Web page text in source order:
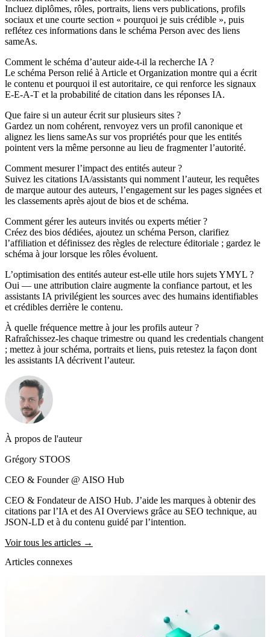
Incluez diplômes, rôles, portraits, liens vers publications, profils
sociaux et une courte section « pourquoi je suis crédible », puis
reflétez ces informations dans le schéma Person avec des liens
sameAs.
Comment le schéma d’auteur aide-t-il la recherche IA ?
Le schéma Person relié à Article et Organization montre qui a écrit
le contenu et pourquoi il est autoritaire, ce qui renforce les signaux
E-E-A-T et la probabilité de citation dans les réponses IA.
Que faire si un auteur écrit sur plusieurs sites ?
Gardez un nom cohérent, renvoyez vers un profil canonique et
alignez les liens sameAs sur vos propriétés pour que les entités
pointent vers la même personne au lieu de fragmenter l’autorité.
Comment mesurer l’impact des entités auteur ?
Suivez les citations IA/assistants qui nomment l’auteur, les requêtes
de marque autour des auteurs, l’engagement sur les pages signées et
les classements après ajout de bios et de schéma.
Comment gérer les auteurs invités ou experts métier ?
Créez des bios dédiées, ajoutez un schéma Person, clarifiez
l’affiliation et définissez des règles de relecture éditoriale ; gardez le
schéma à jour lorsque les rôles évoluent.
L’optimisation des entités auteur est-elle utile hors sujets YMYL ?
Oui — une attribution claire augmente la confiance partout, et les
assistants IA privilégient les sources avec des humains identifiables
et crédibles derrière le contenu.
À quelle fréquence mettre à jour les profils auteur ?
Rafraîchissez-les chaque trimestre ou quand les credentials changent
; mettez à jour schéma, portraits et liens, puis retestez la façon dont
les assistants IA décrivent l’auteur.
À propos de l'auteur
Grégory STOOS
CEO & Founder @ AISO Hub
CEO & Fondateur de AISO Hub. J’aide les marques à obtenir des
citations par l’IA et des AI Overviews grâce au SEO technique, au
JSON-LD et à du contenu guidé par l’intention.
Voir tous les articles →
Articles connexes